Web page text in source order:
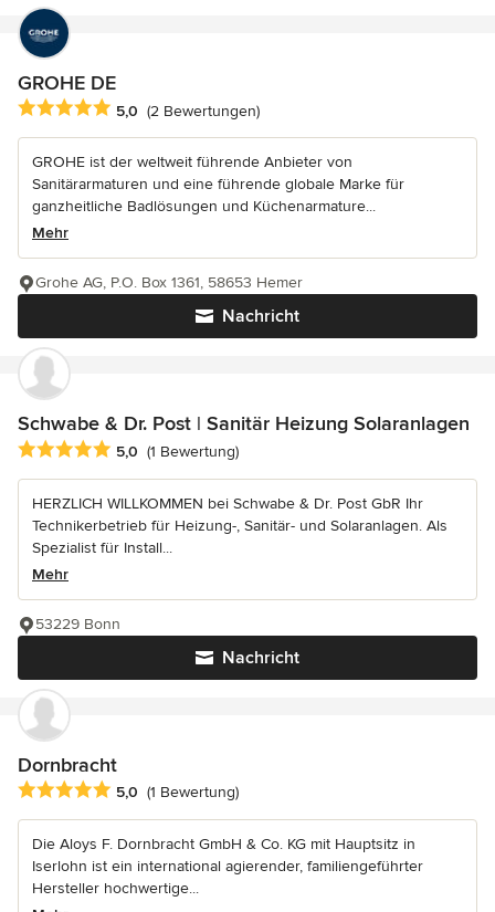
GROHE DE
Durchschnittliche Bewertung: 5 von 5 Sternen
5,0 (2 Bewertungen)
GROHE ist der weltweit führende Anbieter von
Sanitärarmaturen und eine führende globale Marke für
ganzheitliche Badlösungen und Küchenarmature...
Mehr
Nachricht
Grohe AG, P.O. Box 1361, 58653 Hemer
Schwabe & Dr. Post | Sanitär Heizung Solaranlagen
Durchschnittliche Bewertung: 5 von 5 Sternen
5,0 (1 Bewertung)
HERZLICH WILLKOMMEN bei Schwabe & Dr. Post GbR Ihr
Technikerbetrieb für Heizung-, Sanitär- und Solaranlagen. Als
Spezialist für Install...
Mehr
Nachricht
53229 Bonn
Dornbracht
Durchschnittliche Bewertung: 5 von 5 Sternen
5,0 (1 Bewertung)
Die Aloys F. Dornbracht GmbH & Co. KG mit Hauptsitz in
Iserlohn ist ein international agierender, familiengeführter
Hersteller hochwertige...